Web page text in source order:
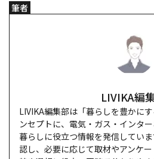
筆者
LIVIKA編
LIVIKA編集部は「暮らしを豊かに
ンセプトに、電気・ガス・インター
暮らしに役立つ情報を発信してい
認し、必要に応じて取材やアンケ